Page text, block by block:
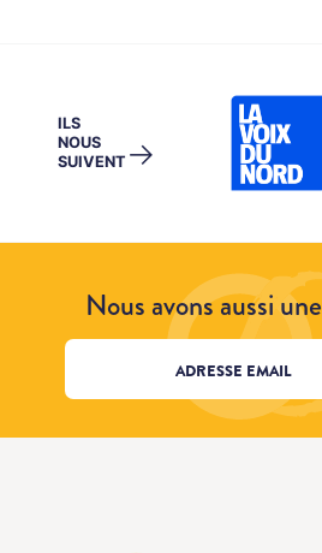
ILS
NOUS
SUIVENT →
Nous avons aussi une